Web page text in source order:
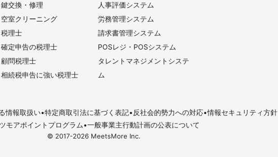
鍵交換・修理
空室クリーニング
税理士
確定申告の税理士
顧問税理士
相続税申告に強い税理士
人事評価システム
労務管理システム
請求書管理システム
POSレジ・POSシステム
タレントマネジメントシステ
ム
情報取扱い 特定商取引法に基づく表記 反社会的勢力への対応 情報セキュリティ方針
モアポイントプログラム 一般事業主行動計画の公表について
© 2017-2026 MeetsMore Inc.